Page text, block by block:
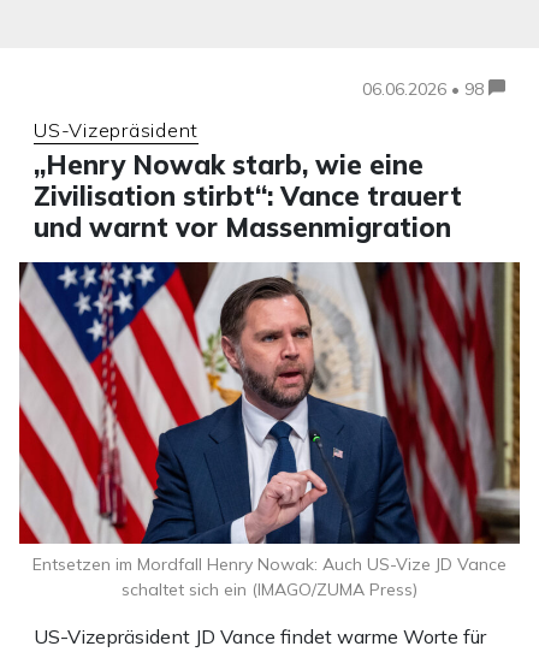
06.06.2026 • 98
US-Vizepräsident
„Henry Nowak starb, wie eine
Zivilisation stirbt“: Vance trauert
und warnt vor Massenmigration
US-Vizepräsident JD Vance findet warme Worte für
Entsetzen im Mordfall Henry Nowak: Auch US-Vize JD Vance
schaltet sich ein (IMAGO/ZUMA Press)